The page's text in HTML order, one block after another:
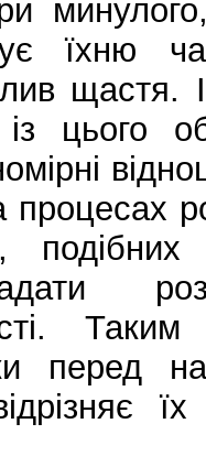
їхню
щастя. І
цього
процесах
перед
їх